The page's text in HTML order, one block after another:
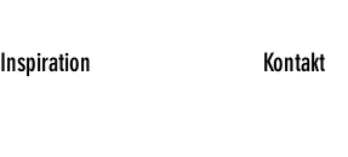
Inspiration Kontakt